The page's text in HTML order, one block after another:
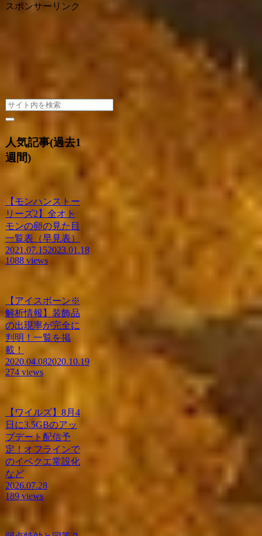
スポンサーリンク
人気記事(過去1
週間)
【モンハンストー
リーズ2】全オト
モンの卵の見た目
一覧表（早見表）
2021.07.152023.01.18
1088 views
【アイスボーン※
解析情報】装飾品
の出現率が完全に
判明！一覧を掲
載！
2020.04.082020.10.19
274 views
【ワイルズ】8月4
日に3.5GBのアッ
プデート配信予
定！オフラインで
のイベクエ常設化
など
2026.07.28
189 views